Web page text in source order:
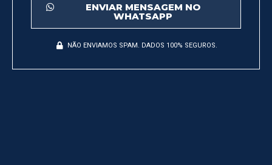
ENVIAR MENSAGEM NO
WHATSAPP
NÃO ENVIAMOS SPAM. DADOS 100% SEGUROS.